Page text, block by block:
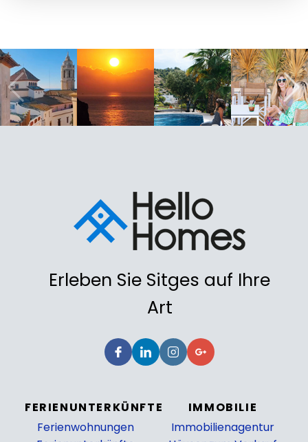
Erleben Sie Sitges auf Ihre
Art
FERIENUNTERKÜNFTE
Ferienwohnungen
IMMOBILIE
Immobilienagentur